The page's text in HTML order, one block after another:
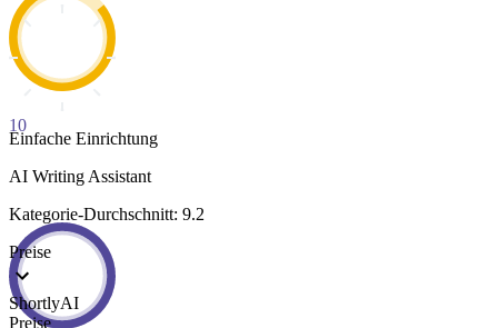
10
Einfache Einrichtung
AI Writing Assistant
Kategorie-Durchschnitt: 9.2
Preise
ShortlyAI
Preise